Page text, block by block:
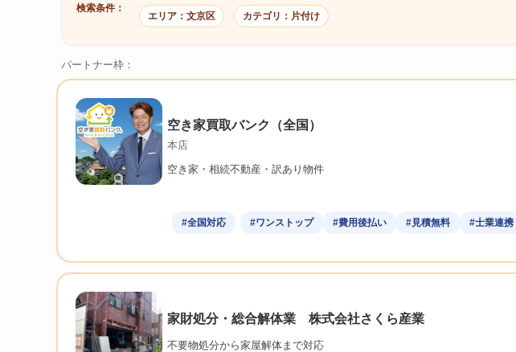
検索条件：
エリア：文京区 カテゴリ：片付け
パートナー枠：
空き家買取バンク（全国）
本店
空き家・相続不動産・訳あり物件
#全国対応 #ワンストップ #費用後払い #見積無料 #士業連携
家財処分・総合解体業 株式会社さくら産業
不要物処分から家屋解体まで対応